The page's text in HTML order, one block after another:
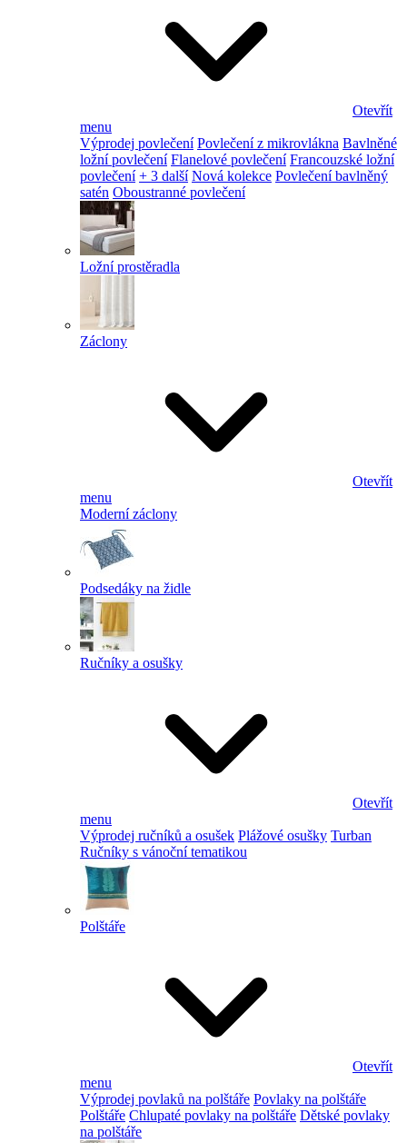
Otevřít
menu
Výprodej povlečení Povlečení z mikrovlákna Bavlněné
ložní povlečení Flanelové povlečení Francouzské ložní
povlečení + 3 další Nová kolekce Povlečení bavlněný
satén Oboustranné povlečení
Ložní prostěradla
Záclony
Otevřít
menu
Moderní záclony
Podsedáky na židle
Ručníky a osušky
Otevřít
menu
Výprodej ručníků a osušek Plážové osušky Turban
Ručníky s vánoční tematikou
Polštáře
Otevřít
menu
Výprodej povlaků na polštáře Povlaky na polštáře
Polštáře Chlupaté povlaky na polštáře Dětské povlaky
na polštáře